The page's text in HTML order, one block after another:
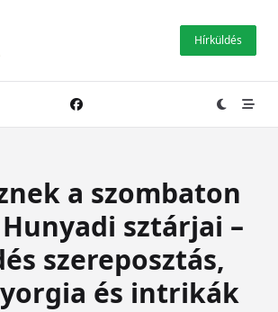
Hírküldés
a szombaton
sztárjai –
szereposztás,
és intrikák